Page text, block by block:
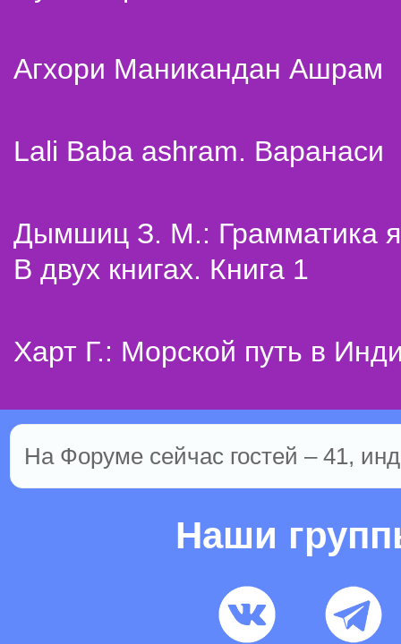
Агхори Маникандан Ашрам
Lali Baba ashram. Варанаси
Дымшиц З. М.: Грамматика
В двух книгах. Книга 1
Харт Г.: Морской путь в
На Форуме сейчас гостей – 41,
Наши